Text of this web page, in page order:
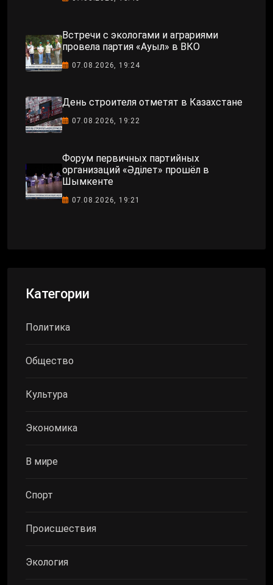
Встречи с экологами и аграриями
провела партия «Ауыл» в ВКО
07.08.2026, 19:24
День строителя отметят в Казахстане
07.08.2026, 19:22
Форум первичных партийных
организаций «Әділет» прошёл в
Шымкенте
07.08.2026, 19:21
Категории
Политика
Общество
Культура
Экономика
В мире
Спорт
Происшествия
Экология